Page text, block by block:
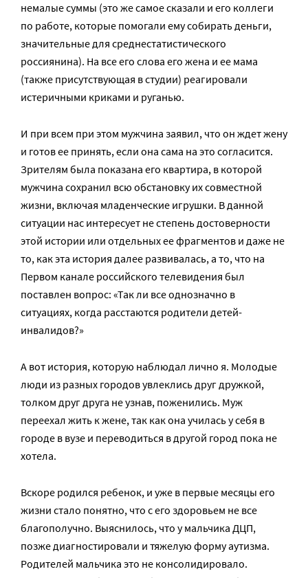
немалые суммы (это же самое сказали и его коллеги
по работе, которые помогали ему собирать деньги,
значительные для среднестатистического
россиянина). На все его слова его жена и ее мама
(также присутствующая в студии) реагировали
истеричными криками и руганью.
И при всем при этом мужчина заявил, что он ждет жену
и готов ее принять, если она сама на это согласится.
Зрителям была показана его квартира, в которой
мужчина сохранил всю обстановку их совместной
жизни, включая младенческие игрушки. В данной
ситуации нас интересует не степень достоверности
этой истории или отдельных ее фрагментов и даже не
то, как эта история далее развивалась, а то, что на
Первом канале российского телевидения был
поставлен вопрос: «Так ли все однозначно в
ситуациях, когда расстаются родители детей-
инвалидов?»
А вот история, которую наблюдал лично я. Молодые
люди из разных городов увлеклись друг дружкой,
толком друг друга не узнав, поженились. Муж
переехал жить к жене, так как она училась у себя в
городе в вузе и переводиться в другой город пока не
хотела.
Вскоре родился ребенок, и уже в первые месяцы его
жизни стало понятно, что с его здоровьем не все
благополучно. Выяснилось, что у мальчика ДЦП,
позже диагностировали и тяжелую форму аутизма.
Родителей мальчика это не консолидировало.